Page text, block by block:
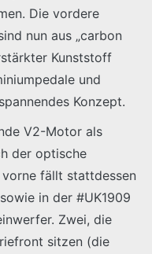
Die vordere
nun aus „carbon
Kunststoff
und
Konzept.
V2-Motor als
der optische
fällt stattdessen
in der #UK1909
Zwei, die
sitzen (die